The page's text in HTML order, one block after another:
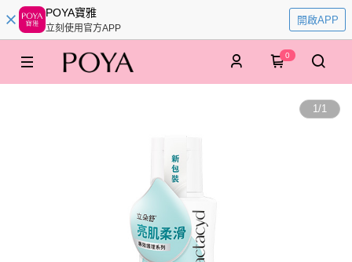
POYA寶雅
立刻使用官方APP
開啟APP
0
1/1